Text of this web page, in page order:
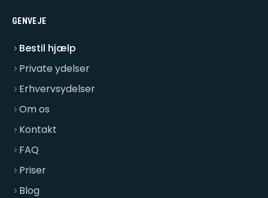
GENVEJE
Bestil hjælp
Private ydelser
Erhvervsydelser
Om os
Kontakt
FAQ
Priser
Blog